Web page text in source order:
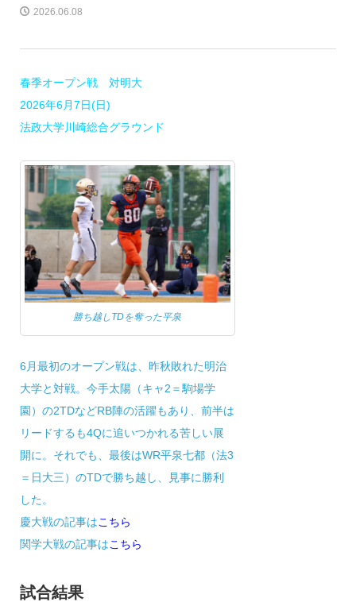
2026.06.08
春季オープン戦 対明大
2026年6月7日(日)
法政大学川崎総合グラウンド
勝ち越しTDを奪った平泉
6月最初のオープン戦は、昨秋敗れた明治
大学と対戦。今手太陽（キャ2＝駒場学
園）の2TDなどRB陣の活躍もあり、前半は
リードするも4Qに追いつかれる苦しい展
開に。それでも、最後はWR平泉七都（法3
＝日大三）のTDで勝ち越し、見事に勝利
した。
慶大戦の記事はこちら
関学大戦の記事はこちら
試合結果